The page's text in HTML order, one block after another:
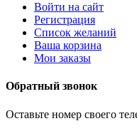
Войти на сайт
Регистрация
Список желаний
Ваша корзина
Мои заказы
Обратный звонок
Оставьте номер своего